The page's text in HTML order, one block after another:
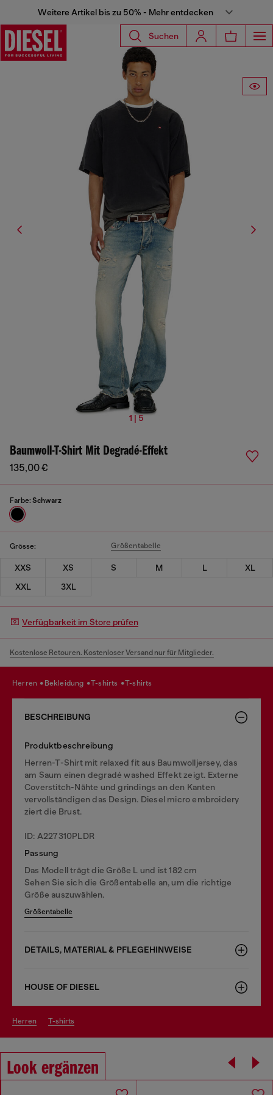
Weitere Artikel bis zu 50% - Mehr entdecken
Suchen
1 | 5
Baumwoll-T-Shirt Mit Degradé-Effekt
135,00 €
Farbe: Schwarz
Grösse: Größentabelle
XXS XS S M L
XL
XXL
3XL
Verfügbarkeit im Store prüfen
Kostenlose Retouren. Kostenloser Versand nur für Mitglieder.
herren bekleidung t-shirts t-shirts
BESCHREIBUNG
Produktbeschreibung
Herren-T-Shirt mit relaxed fit aus Baumwolljersey, das
am Saum einen degradé washed Effekt zeigt. Externe
Coverstitch-Nähte und grindings an den Kanten
vervollständigen das Design. Diesel micro embroidery
ziert die Brust.
ID: A227310PLDR
Passung
Das Modell trägt die Größe L und ist 182 cm
Sehen Sie sich die Größentabelle an, um die richtige
Größe auszuwählen.
Größentabelle
DETAILS, MATERIAL & PFLEGEHINWEISE
HOUSE OF DIESEL
herren t-shirts
Look ergänzen